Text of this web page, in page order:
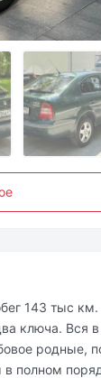
143 тыс
ключа. Вся
родные,
в полном